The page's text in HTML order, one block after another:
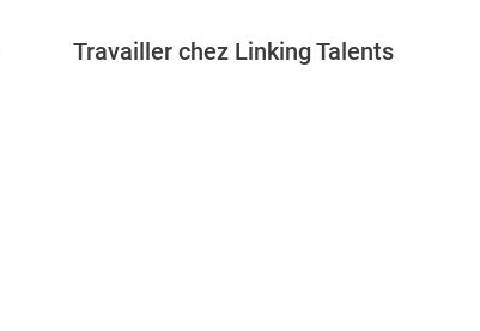
Travailler chez Linking Talents